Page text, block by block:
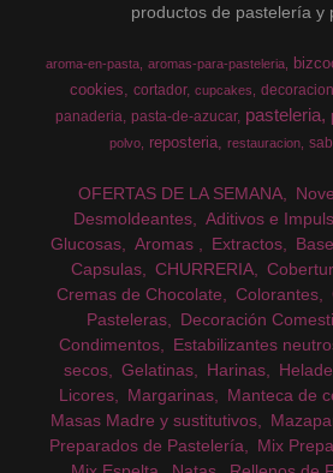
productos de pastelería y
aroma-en-pasta aromas-para-pasteleria
cookies cortador cupcakes decoracion
panaderia pasta-de-azucar pasteleria
polvo
reposteria restauracion
OFERTAS DE LA SEMANA
Desmoldeantes
Aditivos e
Glucosas
Aromas Extractos
Capsulas
CHURRERIA
Cremas de Chocolate
Colorantes
Pasteleras
Decoración
Condimentos
Estabilizantes
secos
Gelatinas Harinas
Licores
Margarinas Manteca de
Masas Madre y sustitutivos
Preparados de Pastelería
Mix